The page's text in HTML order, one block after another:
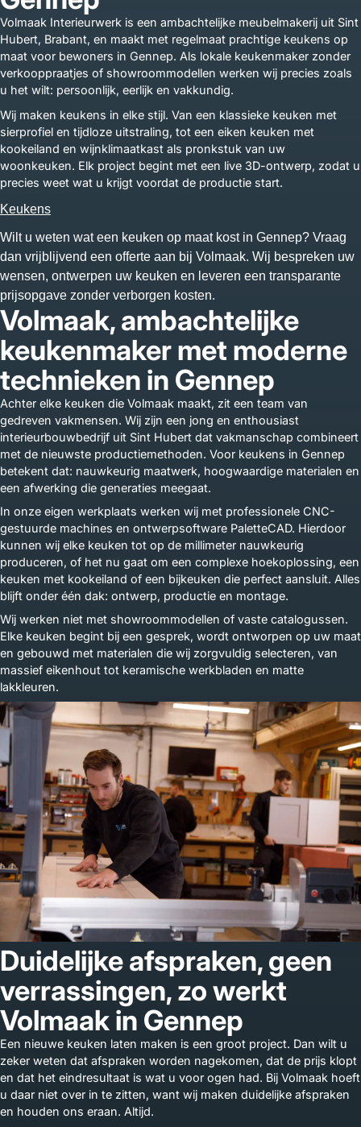
Volmaak Interieurwerk is een ambachtelijke meubelmakerij uit Sint
Hubert, Brabant, en maakt met regelmaat prachtige keukens op
maat voor bewoners in Gennep. Als lokale keukenmaker zonder
verkooppraatjes of showroommodellen werken wij precies zoals
u het wilt: persoonlijk, eerlijk en vakkundig.
Wij maken keukens in elke stijl. Van een klassieke keuken met
sierprofiel en tijdloze uitstraling, tot een eiken keuken met
kookeiland en wijnklimaatkast als pronkstuk van uw
woonkeuken. Elk project begint met een live 3D-ontwerp, zodat u
precies weet wat u krijgt voordat de productie start.
Keukens
Wilt u weten wat een keuken op maat kost in Gennep? Vraag
dan vrijblijvend een offerte aan bij Volmaak. Wij bespreken uw
wensen, ontwerpen uw keuken en leveren een transparante
prijsopgave zonder verborgen kosten.
Volmaak, ambachtelijke
keukenmaker met moderne
technieken in Gennep
Achter elke keuken die Volmaak maakt, zit een team van
gedreven vakmensen. Wij zijn een jong en enthousiast
interieurbouwbedrijf uit Sint Hubert dat vakmanschap combineert
met de nieuwste productiemethoden. Voor keukens in Gennep
betekent dat: nauwkeurig maatwerk, hoogwaardige materialen en
een afwerking die generaties meegaat.
In onze eigen werkplaats werken wij met professionele CNC-
gestuurde machines en ontwerpsoftware PaletteCAD. Hierdoor
kunnen wij elke keuken tot op de millimeter nauwkeurig
produceren, of het nu gaat om een complexe hoekoplossing, een
keuken met kookeiland of een bijkeuken die perfect aansluit. Alles
blijft onder één dak: ontwerp, productie en montage.
Wij werken niet met showroommodellen of vaste catalogussen.
Elke keuken begint bij een gesprek, wordt ontworpen op uw maat
en gebouwd met materialen die wij zorgvuldig selecteren, van
massief eikenhout tot keramische werkbladen en matte
lakkleuren.
Duidelijke afspraken, geen
verrassingen, zo werkt
Volmaak in Gennep
Een nieuwe keuken laten maken is een groot project. Dan wilt u
zeker weten dat afspraken worden nagekomen, dat de prijs klopt
en dat het eindresultaat is wat u voor ogen had. Bij Volmaak hoeft
u daar niet over in te zitten, want wij maken duidelijke afspraken
en houden ons eraan. Altijd.